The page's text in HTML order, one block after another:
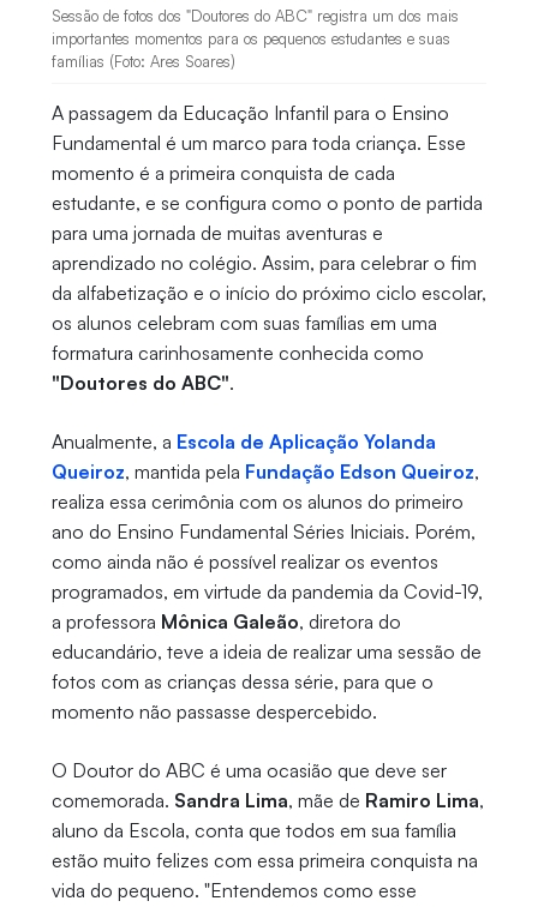
Sessão de fotos dos "Doutores do ABC" registra um dos mais
importantes momentos para os pequenos estudantes e suas
famílias (Foto: Ares Soares)
A passagem da Educação Infantil para o Ensino
Fundamental é um marco para toda criança. Esse
momento é a primeira conquista de cada
estudante, e se configura como o ponto de partida
para uma jornada de muitas aventuras e
aprendizado no colégio. Assim, para celebrar o fim
da alfabetização e o início do próximo ciclo escolar,
os alunos celebram com suas famílias em uma
formatura carinhosamente conhecida como
"Doutores do ABC".
Anualmente, a Escola de Aplicação Yolanda
Queiroz, mantida pela Fundação Edson Queiroz,
realiza essa cerimônia com os alunos do primeiro
ano do Ensino Fundamental Séries Iniciais. Porém,
como ainda não é possível realizar os eventos
programados, em virtude da pandemia da Covid-19,
a professora Mônica Galeão, diretora do
educandário, teve a ideia de realizar uma sessão de
fotos com as crianças dessa série, para que o
momento não passasse despercebido.
O Doutor do ABC é uma ocasião que deve ser
comemorada. Sandra Lima, mãe de Ramiro Lima,
aluno da Escola, conta que todos em sua família
estão muito felizes com essa primeira conquista na
vida do pequeno. "Entendemos como esse